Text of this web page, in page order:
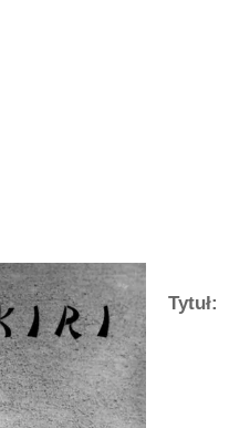
Tytuł: